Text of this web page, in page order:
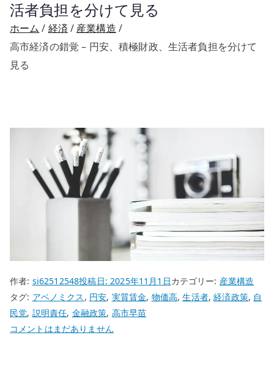
活者負担を分けて見る
ホーム 経済
産業構造
高市経済の錯覚 – 円安、積極財政、生活者負担を分けて
見る
作者: si62512548投稿日:2025年11月1日カテゴリー: 産業構造
タグ: アベノミクス , 円安, 実質賃金, 物価高,生活者,経済政策, 自
民党, 説明責任, 金融政策, 高市早苗
高
コメントはまだありません